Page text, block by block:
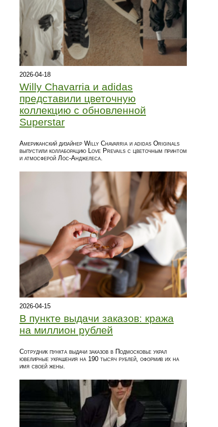
2026-04-18
Willy Chavarria и adidas
представили цветочную
коллекцию с обновленной
Superstar
Американский дизайнер Willy Chavarria и adidas Originals
выпустили коллаборацию Love Prevails с цветочным принтом
и атмосферой Лос-Анджелеса.
2026-04-15
В пункте выдачи заказов: кража
на миллион рублей
Сотрудник пункта выдачи заказов в Подмосковье украл
ювелирные украшения на 190 тысяч рублей, оформив их на
имя своей жены.